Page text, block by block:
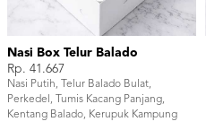
Nasi Box Telur Balado
Rp. 41.667
Nasi Putih, Telur Balado Bulat,
Perkedel, Tumis Kacang Panjang,
Kentang Balado, Kerupuk Kampung